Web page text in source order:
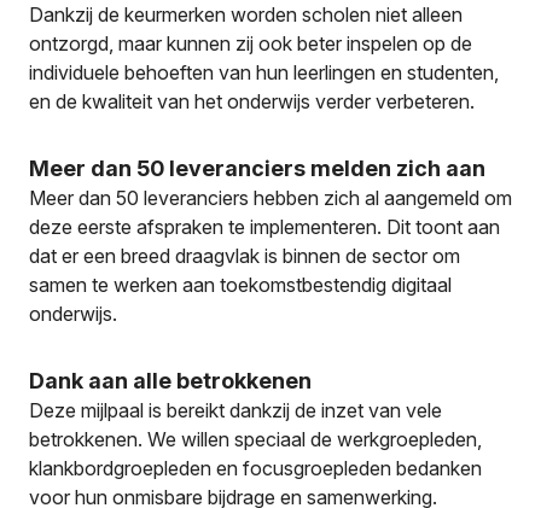
Dankzij de keurmerken worden scholen niet alleen
ontzorgd, maar kunnen zij ook beter inspelen op de
individuele behoeften van hun leerlingen en studenten,
en de kwaliteit van het onderwijs verder verbeteren.
Meer dan 50 leveranciers melden zich aan
Meer dan 50 leveranciers hebben zich al aangemeld om
deze eerste afspraken te implementeren. Dit toont aan
dat er een breed draagvlak is binnen de sector om
samen te werken aan toekomstbestendig digitaal
onderwijs.
Dank aan alle betrokkenen
Deze mijlpaal is bereikt dankzij de inzet van vele
betrokkenen. We willen speciaal de werkgroepleden,
klankbordgroepleden en focusgroepleden bedanken
voor hun onmisbare bijdrage en samenwerking.